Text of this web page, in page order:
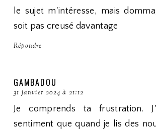
le sujet m'intéresse, mais
soit pas creusé davantage
Répondre
GAMBADOU
31 janvier 2024 à 21:12
Je comprends ta frustration.
sentiment que quand je lis des